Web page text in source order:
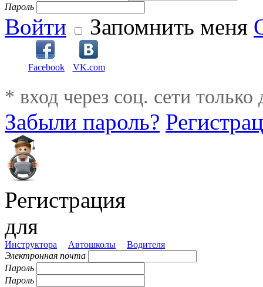
Пароль
Войти Запомнить меня
Facebook VK.com
* вход через соц. сети
Забыли пароль?
Регистрация
для
Инструктора Автошколы
Водителя
Электронная почта
Пароль
Пароль